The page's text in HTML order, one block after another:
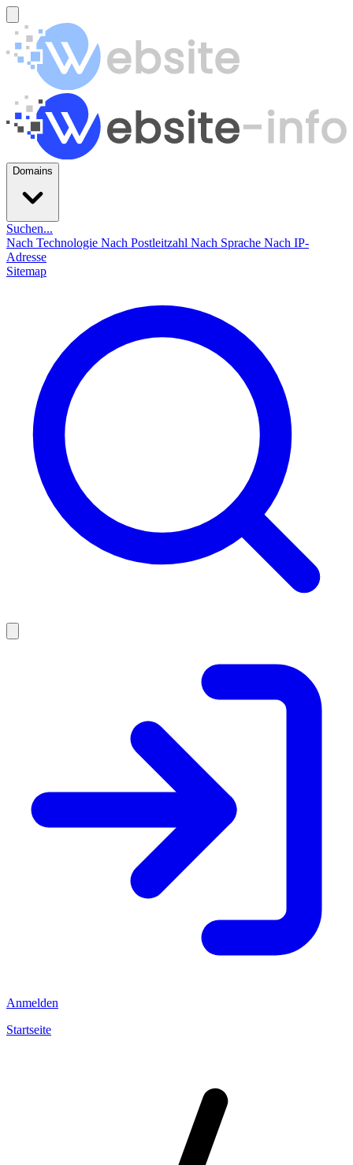
Domains
Suchen...
Nach Technologie Nach Postleitzahl Nach Sprache Nach IP-
Adresse
Sitemap
Anmelden
Startseite